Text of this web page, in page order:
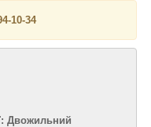
10-34
Двожильний